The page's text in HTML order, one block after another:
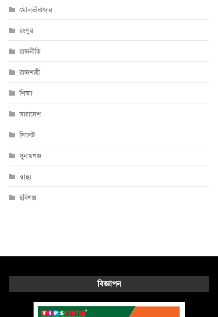
মৌলভীবাজার
রংপুর
রাজনীতি
রাজশাহী
শিক্ষা
সারাদেশ
সিলেট
সুনামগঞ্জ
স্বাস্থ্য
হবিগঞ্জ
বিজ্ঞাপন